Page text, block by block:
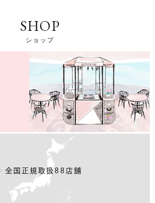
SHOP
ショップ
全国正規取扱88店舗